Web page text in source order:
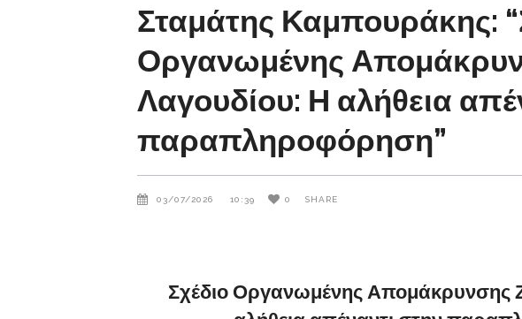
Σταμάτης Καμπουράκης:
Οργανωμένης
Λαγουδίου: Η αλήθεια
παραπληροφόρηση”
03/07/2026 10:39 0 SHARE
Σχέδιο Οργανωμένης Απομάκρυνσης